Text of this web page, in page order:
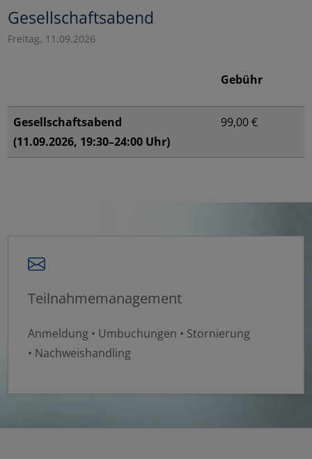
Gesellschaftsabend
Freitag, 11.09.2026
Gebühr
Gesellschaftsabend
(11.09.2026, 19:30–24:00 Uhr)
99,00 €
Teilnahmemanagement
Anmeldung • Umbuchungen • Stornierung
• Nachweishandling